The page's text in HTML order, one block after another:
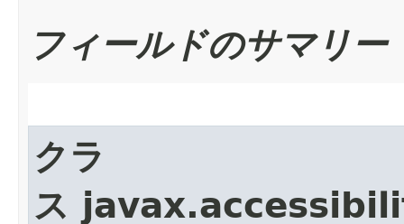
フィールドのサマリー
クラ
ス